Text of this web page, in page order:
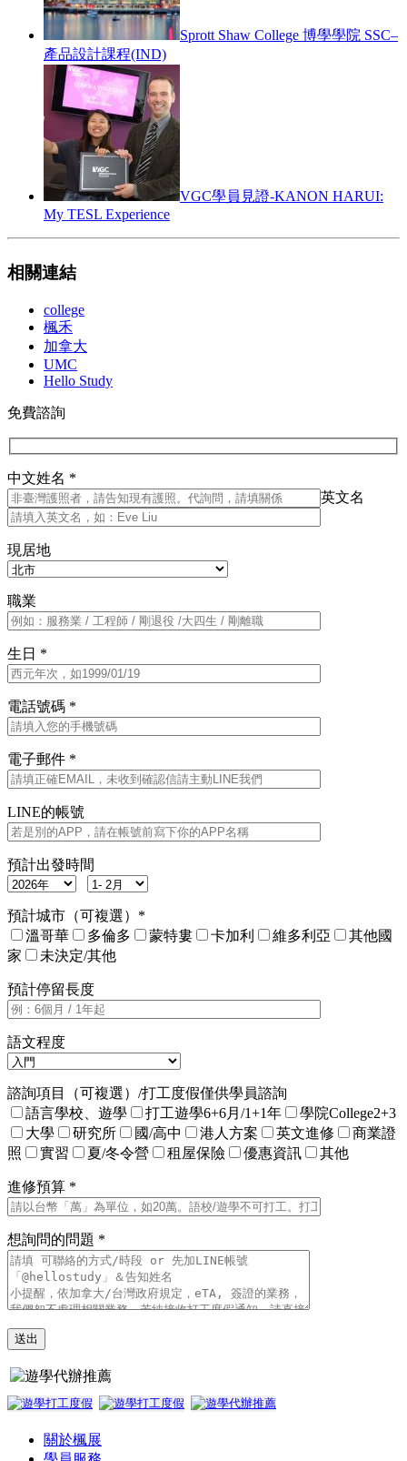
Sprott Shaw College 博學學院 SSC–
產品設計課程(IND)
VGC學員見證-KANON HARUI:
My TESL Experience
相關連結
college
楓禾
加拿大
UMC
Hello Study
免費諮詢
中文姓名 *
英文名
現居地
職業
生日 *
電話號碼 *
電子郵件 *
LINE的帳號
預計出發時間
預計城市（可複選）*
溫哥華
多倫多 蒙特婁 卡加利 維多利亞
其他國
家
未決定/其他
預計停留長度
語文程度
諮詢項目（可複選）/打工度假僅供學員諮詢
語言學校、遊學
打工遊學6+6月/1+1年
學院College2+3
大學
研究所 國/高中 港人方案 英文進修
商業證
照
實習 夏/冬令營 租屋保險 優惠資訊 其他
進修預算 *
想詢問的問題 *
關於楓展